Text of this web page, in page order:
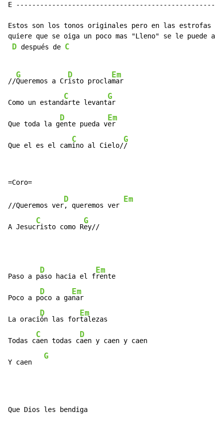
E
Estos son los tonos originales pero en las estrofas
quiere que se oiga un poco mas "Lleno" se le puede
D después de C
//
G
Queremos a Cr
D
isto procla
Em
mar
Como un estand
C
arte levant
G
ar
Que toda la g
D
ente pueda v
Em
er
Que el es el cam
C
ino al Cielo/
G
/
//Queremos ver
D
, queremos ver
Em
A Jesuc
C
risto como R
G
ey//
Paso a p
D
aso hacia el f
Em
rente
Poco a p
D
oco a ga
Em
nar
La oraci
D
ón las for
Em
talezas
Todas c
C
aen todas c
D
aen y caen y caen
Y caen
G
Que Dios les bendiga